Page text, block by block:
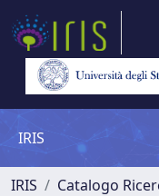
IRIS
IRIS Catalogo